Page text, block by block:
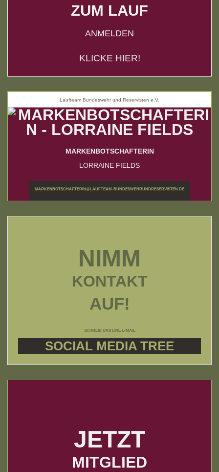
ZUM LAUF
ANMELDEN
KLICKE HIER!
Laufteam Bundeswehr und Reservisten e.V.
MARKENBOTSCHAFTERIN
LORRAINE FIELDS
MARKENBOTSCHAFTERIN@LAUFTEAM-BUNDESWEHRUNDRESERVISTEN.DE
NIMM
KONTAKT
AUF!
SCHREIB UNS EINE E-MAIL
SOCIAL MEDIA TREE
JETZT
MITGLIED